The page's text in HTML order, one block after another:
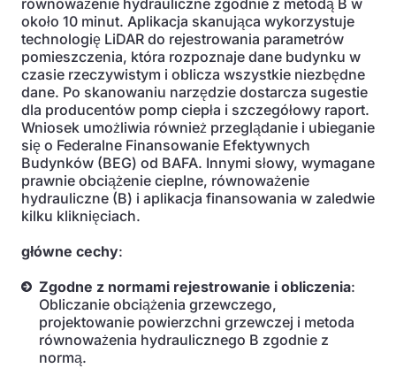
równoważenie hydrauliczne zgodnie z metodą B w
około 10 minut. Aplikacja skanująca wykorzystuje
technologię LiDAR do rejestrowania parametrów
pomieszczenia, która rozpoznaje dane budynku w
czasie rzeczywistym i oblicza wszystkie niezbędne
dane. Po skanowaniu narzędzie dostarcza sugestie
dla producentów pomp ciepła i szczegółowy raport.
Wniosek umożliwia również przeglądanie i ubieganie
się o Federalne Finansowanie Efektywnych
Budynków (BEG) od BAFA. Innymi słowy, wymagane
prawnie obciążenie cieplne, równoważenie
hydrauliczne (B) i aplikacja finansowania w zaledwie
kilku kliknięciach.
główne cechy:
Zgodne z normami rejestrowanie i obliczenia:
Obliczanie obciążenia grzewczego,
projektowanie powierzchni grzewczej i metoda
równoważenia hydraulicznego B zgodnie z
normą.